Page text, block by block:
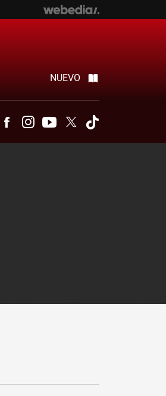
NUEVO
FacebookInstagramYoutubeTwitter